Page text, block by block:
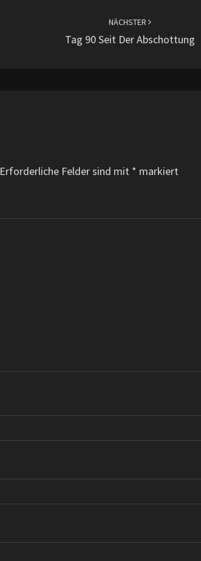
NÄCHSTER
Tag 90 Seit Der Abschottung
Erforderliche Felder sind mit * markiert